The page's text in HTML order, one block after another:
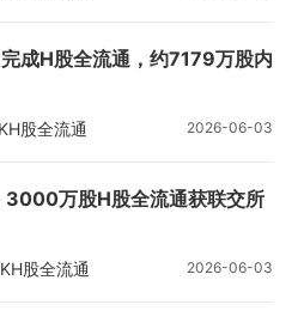
成H股全流通，约7179万股内
H股全流通 2026-06-03
万股H股全流通获联交所
H股全流通 2026-06-03